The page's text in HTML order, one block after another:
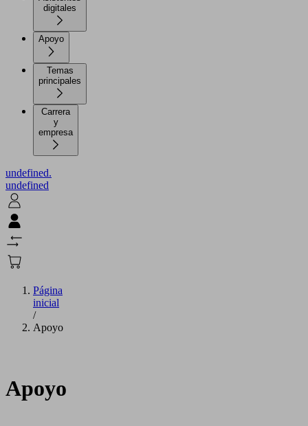
Apoyo
Temas
principales
Carrera
y
empresa
undefined.
undefined
Página
inicial
/
Apoyo
Apoyo